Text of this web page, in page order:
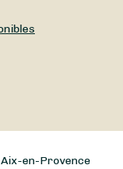
en-Provence